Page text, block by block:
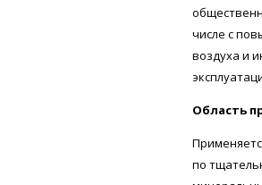
числе с
воздуха и
Область
по